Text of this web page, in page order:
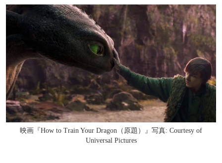
映画『How to Train Your Dragon（原題）』写真: Courtesy of
Universal Pictures